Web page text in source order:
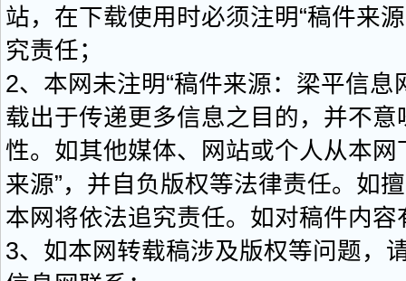
站，在下载使用时必须注明“稿件来
究责任；
2、本网未注明“稿件来源：梁平信
载出于传递更多信息之目的，并不
性。如其他媒体、网站或个人从本
来源”，并自负版权等法律责任。如
本网将依法追究责任。如对稿件内
3、如本网转载稿涉及版权等问题，